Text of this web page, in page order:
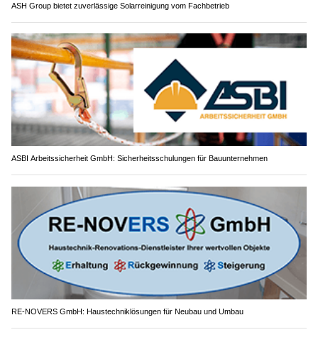
ASH Group bietet zuverlässige Solarreinigung vom Fachbetrieb
ASBI Arbeitssicherheit GmbH: Sicherheitsschulungen für Bauunternehmen
RE-NOVERS GmbH: Haustechniklösungen für Neubau und Umbau